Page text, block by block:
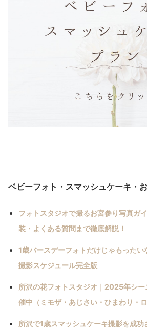
ベビーフォト・スマッシュケーキ・
フォトスタジオで撮るお宮参り写真ガ
装・よくある質問まで徹底解説！
1歳バースデーフォトだけじゃもった
撮影スケジュール完全版
所沢の花フォトスタジオ｜2025年シー
催中（ミモザ・あじさい・ひまわり・ロ
所沢で1歳スマッシュケーキ撮影を成功